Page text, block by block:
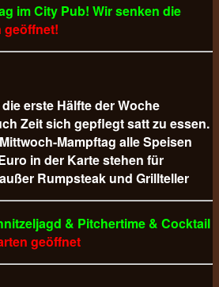
im City Pub! Wir senken die
geöffnet!
erste Hälfte der Woche
Zeit sich gepflegt satt zu essen.
Mampftag alle Speisen
in der Karte stehen für
Rumpsteak und Grillteller
& Pitchertime & Cocktail
geöffnet